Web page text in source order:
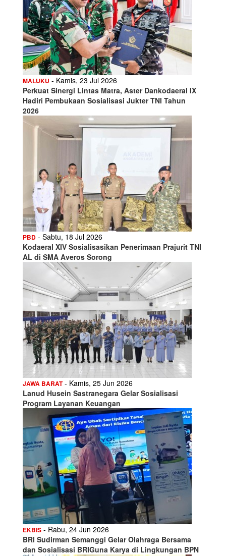
MALUKU - Kamis, 23 Jul 2026
Perkuat Sinergi Lintas Matra, Aster Dankodaeral IX
Hadiri Pembukaan Sosialisasi Jukter TNI Tahun
2026
PBD - Sabtu, 18 Jul 2026
Kodaeral XIV Sosialisasikan Penerimaan Prajurit TNI
AL di SMA Averos Sorong
JAWA BARAT- Kamis, 25 Jun 2026
Lanud Husein Sastranegara Gelar Sosialisasi
Program Layanan Keuangan
EKBIS - Rabu, 24 Jun 2026
BRI Sudirman Semanggi Gelar Olahraga Bersama
dan Sosialisasi BRIGuna Karya di Lingkungan BPN